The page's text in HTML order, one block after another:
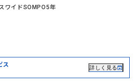
ワイドSOMPO5年
ス 詳しく見る